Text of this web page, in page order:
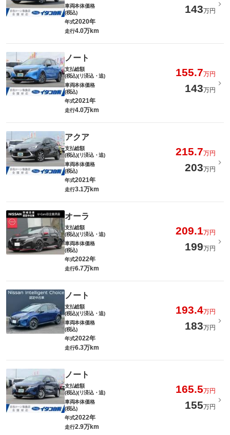
車両本体価格
(税込)
143万円
年式2020年
走行4.0万km
ノート
支払総額
(税込)(リ済込・追)
155.7万円
車両本体価格
(税込)
143万円
年式2021年
走行4.0万km
アクア
支払総額
(税込)(リ済込・追)
215.7万円
車両本体価格
(税込)
203万円
年式2021年
走行3.1万km
オーラ
支払総額
(税込)(リ済込・追)
209.1万円
車両本体価格
(税込)
199万円
年式2022年
走行6.7万km
ノート
支払総額
(税込)(リ済込・追)
193.4万円
車両本体価格
(税込)
183万円
年式2022年
走行6.3万km
ノート
支払総額
(税込)(リ済込・追)
165.5万円
車両本体価格
(税込)
155万円
年式2022年
走行2.9万km